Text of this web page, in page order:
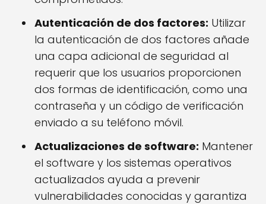
Autenticación de dos factores: Utilizar
la autenticación de dos factores añade
una capa adicional de seguridad al
requerir que los usuarios proporcionen
dos formas de identificación, como una
contraseña y un código de verificación
enviado a su teléfono móvil.
Actualizaciones de software: Mantener
el software y los sistemas operativos
actualizados ayuda a prevenir
vulnerabilidades conocidas y garantiza